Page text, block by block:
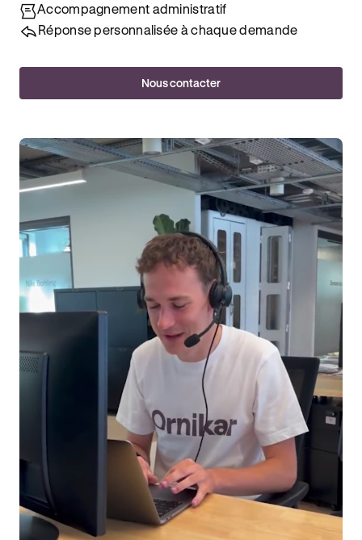
Accompagnement administratif
Réponse personnalisée à chaque demande
Nous contacter